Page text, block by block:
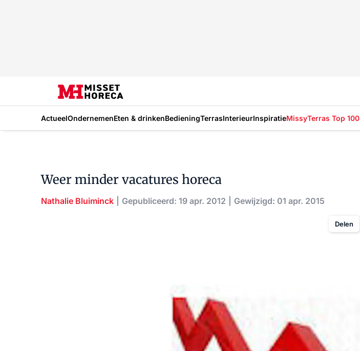
ActueelOndernemenEten & drinkenBedieningTerrasInterieurInspiratieMissyTerras Top 100
Weer minder vacatures horeca
Nathalie Bluiminck Gepubliceerd: 19 apr. 2012 Gewijzigd: 01 apr. 2015
Delen